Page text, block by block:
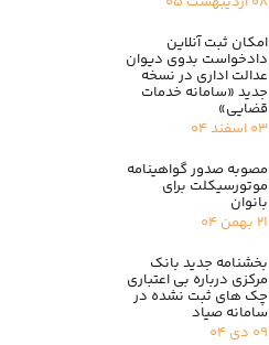
امکان ثبت آنلاین
دادخواست بدوی دیوان
عدالت اداری در نسخه
جدید «سامانه خدمات
قضایی»
۰۳ اسفند ۰۴
مصوبه صدور گواهینامه
موتورسیکلت برای
بانوان
۲۱ بهمن ۰۴
بخشنامه جدید بانک
مرکزی درباره بی اعتباری
چک های ثبت نشده در
سامانه صیاد
۰۹ دی ۰۴